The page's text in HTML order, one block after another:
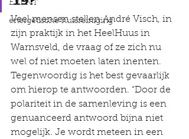
EVENT
energetische huisreiniging
Veel mensen stellen André Visch, in
zijn praktijk in het HeelHuus in
Warnsveld, de vraag of ze zich nu
wel of niet moeten laten inenten.
Tegenwoordig is het best gevaarlijk
om hierop te antwoorden. “Door de
polariteit in de samenleving is een
genuanceerd antwoord bijna niet
mogelijk. Je wordt meteen in een